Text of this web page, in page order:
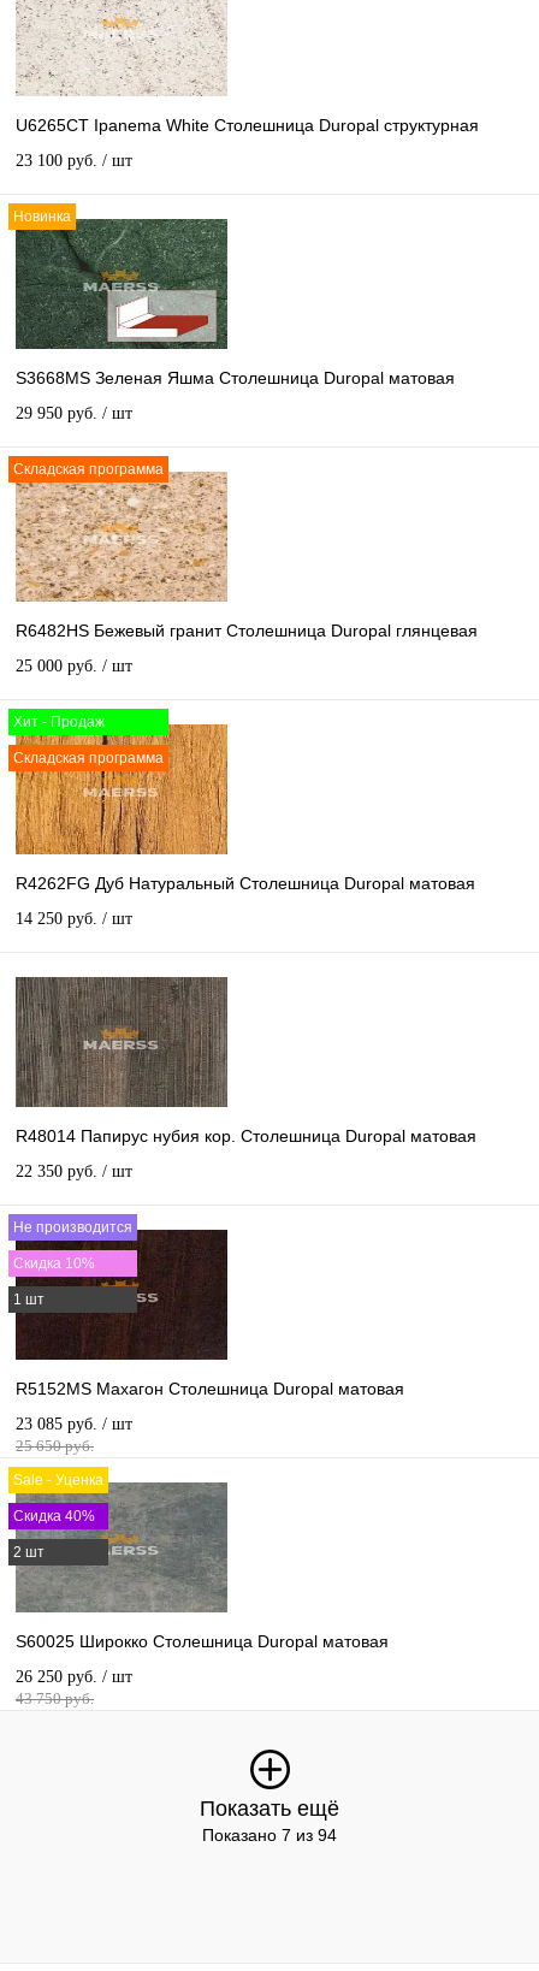
U6265CT Ipanema White Столешница Duropal структурная
23 100 руб. / шт
Новинка
S3668MS Зеленая Яшма Столешница Duropal матовая
29 950 руб. / шт
Складская программа
R6482HS Бежевый гранит Столешница Duropal глянцевая
25 000 руб. / шт
Хит - Продаж
Складская программа
R4262FG Дуб Натуральный Столешница Duropal матовая
14 250 руб. / шт
R48014 Папирус нубия кор. Столешница Duropal матовая
22 350 руб. / шт
Не производится
Скидка 10%
1 шт
R5152MS Махагон Столешница Duropal матовая
23 085 руб. / шт
25 650 руб.
Sale - Уценка
Скидка 40%
2 шт
S60025 Широкко Столешница Duropal матовая
26 250 руб. / шт
43 750 руб.
Показать ещё
Показано 7 из 94